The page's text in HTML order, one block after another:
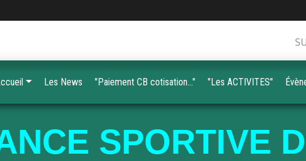
SPORTIVE
Les News "Paiement CB cotisation..." "Les ACTIVITES"